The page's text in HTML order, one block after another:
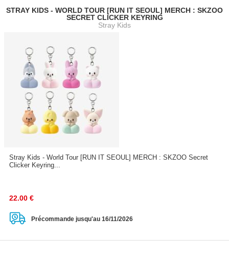
STRAY KIDS - WORLD TOUR [RUN IT SEOUL] MERCH : SKZOO
SECRET CLICKER KEYRING
Stray Kids
Stray Kids - World Tour [RUN IT SEOUL] MERCH : SKZOO Secret
Clicker Keyring...
22.00 €
Précommande jusqu'au 16/11/2026